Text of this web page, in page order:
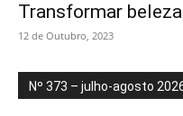
Transformar
12 de Outubro, 2023
Nº 373 – julho-agosto